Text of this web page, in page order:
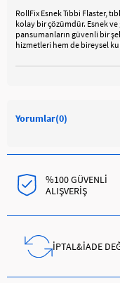
RollFix Esnek Tıbbi Flaster,
kolay bir çözümdür. Esnek ve
pansumanların güvenli bir
hizmetleri hem de bireysel
Yorumlar(0)
%100 GÜVENLİ
ALIŞVERİŞ
İPTAL&İADE